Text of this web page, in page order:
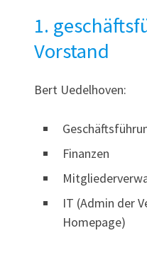
1.
Vorstand
Bert Uedelhoven:
Finanzen
IT (Admin der
Homepage)